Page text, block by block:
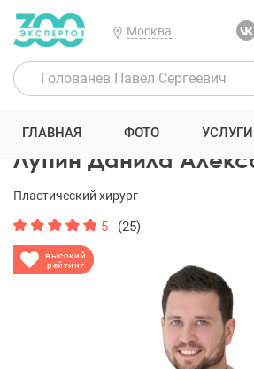
Москва
300 Экспертов Пластические хирурги
Лупин Данила
высокий
рейтинг
Пластический хирург
5 (25)
ГЛАВНАЯ ФОТО